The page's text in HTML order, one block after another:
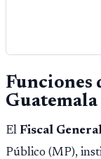
Funciones
Guatemala
El Fiscal
Público (MP),